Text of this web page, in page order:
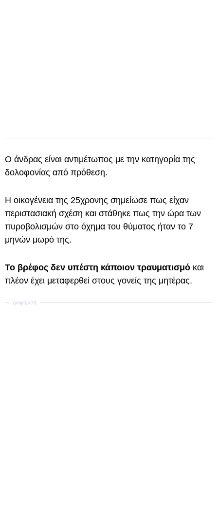
Ο άνδρας είναι αντιμέτωπος με την κατηγορία της
δολοφονίας από πρόθεση.
Η οικογένεια της 25χρονης σημείωσε πως είχαν
περιστασιακή σχέση και στάθηκε πως την ώρα των
πυροβολισμών στο όχημα του θύματος ήταν το 7
μηνών μωρό της.
Το βρέφος δεν υπέστη κάποιον τραυματισμό και
πλέον έχει μεταφερθεί στους γονείς της μητέρας.